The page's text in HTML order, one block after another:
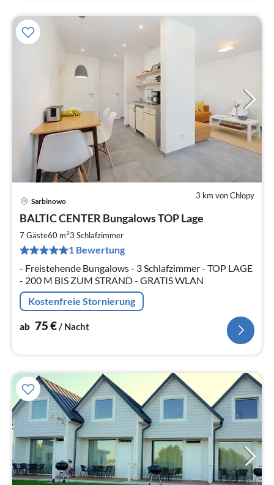
3 km von Chlopy
Sarbinowo
BALTIC CENTER Bungalows TOP Lage
7 Gäste60 m23 Schlafzimmer
1 Bewertung
- Freistehende Bungalows - 3 Schlafzimmer - TOP LAGE
- 200 M BIS ZUM STRAND - GRATIS WLAN
Kostenfreie Stornierung
ab 75€/ Nacht